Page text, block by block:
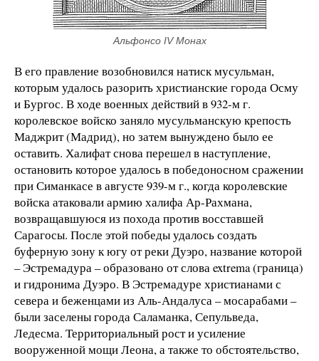
Альфонсо IV Монах
В его правление возобновился натиск мусульман,
которым удалось разорить христианские города Осму
и Бургос. В ходе военных действий в 932-м г.
королевское войско заняло мусульманскую крепость
Маджрит (Мадрид), но затем вынуждено было ее
оставить. Халифат снова перешел в наступление,
остановить которое удалось в победоносном сражении
при Симанкасе в августе 939-м г., когда королевские
войска атаковали армию халифа Ар-Рахмана,
возвращавшуюся из похода против восставшей
Сарагосы. После этой победы удалось создать
буферную зону к югу от реки Дуэро, название которой
– Эстремадура – образовано от слова extrema (граница)
и гидронима Дуэро. В Эстремадуре христианами с
севера и беженцами из Аль-Андалуса – мосарабами –
были заселены города Саламанка, Сепульведа,
Ледесма. Территориальный рост и усиление
вооруженной мощи Леона, а также то обстоятельство,